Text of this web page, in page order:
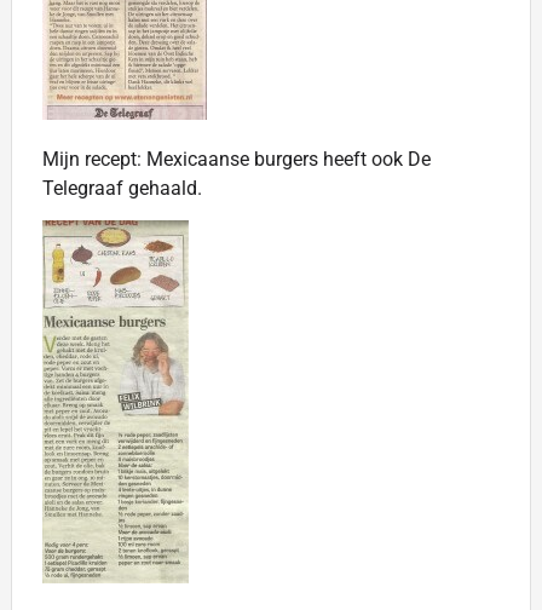
Mijn recept: Mexicaanse burgers heeft ook De
Telegraaf gehaald.